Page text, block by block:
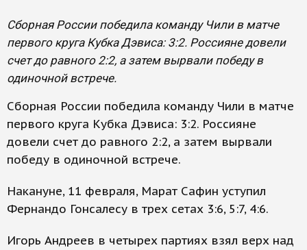
Сборная России победила команду Чили в матче
первого круга Кубка Дэвиса: 3:2. Россияне довели
счет до равного 2:2, а затем вырвали победу в
одиночной встрече.
Сборная России победила команду Чили в матче
первого круга Кубка Дэвиса: 3:2. Россияне
довели счет до равного 2:2, а затем вырвали
победу в одиночной встрече.
Накануне, 11 февраля, Марат Сафин уступил
Фернандо Гонсалесу в трех сетах 3:6, 5:7, 4:6.
Игорь Андреев в четырех партиях взял верх над